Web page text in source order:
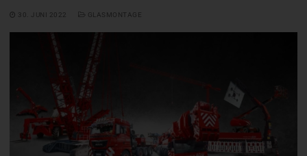
30. JUNI 2022 GLASMONTAGE